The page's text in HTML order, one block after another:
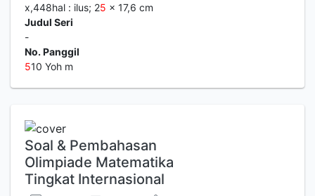
x,448hal : ilus; 25 x 17,6 cm
Judul Seri
-
No. Panggil
510 Yoh m
Soal & Pembahasan
Olimpiade Matematika
Tingkat Internasional